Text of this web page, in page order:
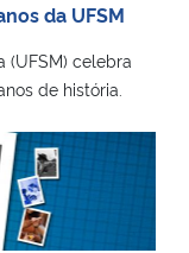
da UFSM
(UFSM) celebra
de história.